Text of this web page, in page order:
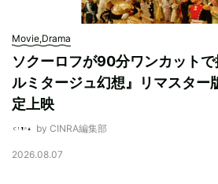
Movie,Drama
ソクーロフが90分ワンカット
ルミタージュ幻想』リマスター
定上映
by CINRA編集部
2026.08.07